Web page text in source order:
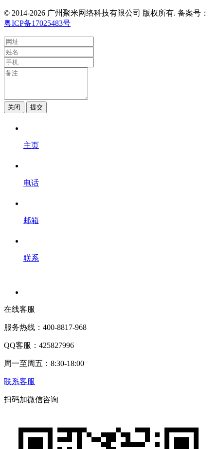
© 2014-2026 广州聚米网络科技有限公司 版权所有. 备案号：
粤ICP备17025483号
关闭 提交
主页
电话
邮箱
联系
在线客服
服务热线：400-8817-968
QQ客服：425827996
周一至周五：8:30-18:00
联系客服
扫码加微信咨询